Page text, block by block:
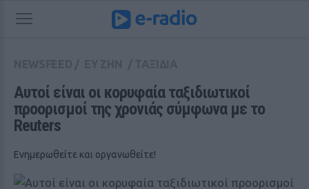
Αυτοί είναι οι κορυφαία ταξιδιωτικοί
προορισμοί της χρονιάς σύμφωνα με το
Reuters
Ενημερωθείτε και οργανωθείτε!